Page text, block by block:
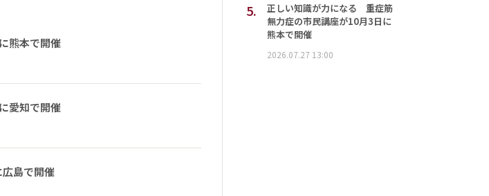
熊本で開催
愛知で開催
島で開催
5.
正しい知識が力になる 重症筋
無力症の市民講座が10月3日に
熊本で開催
2026.07.27 13:00